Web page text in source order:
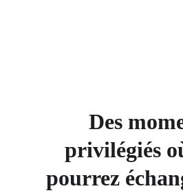
Des
privilégiés
pourrez